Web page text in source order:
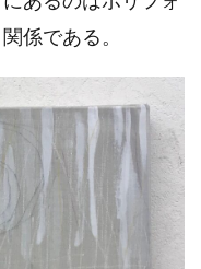
係である。